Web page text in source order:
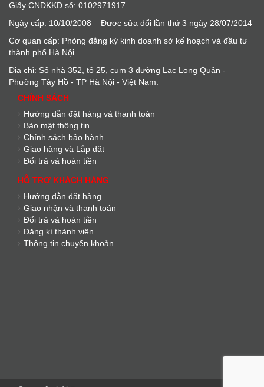
Giấy CNĐKKD số: 0102971917
Ngày cấp: 10/10/2008 – Được sửa đổi lần thứ 3 ngày 28/07/2014
Cơ quan cấp: Phòng đằng ký kinh doanh sở kế hoạch và đầu tư
thành phố Hà Nội
Địa chỉ: Số nhà 352, tổ 25, cụm 3 đường Lạc Long Quân -
Phường Tây Hồ - TP Hà Nội - Việt Nam.
CHÍNH SÁCH
Hướng dẫn đặt hàng và thanh toán
Bảo mật thông tin
Chính sách bảo hành
Giao hàng và Lắp đặt
Đổi trả và hoàn tiền
HỖ TRỢ KHÁCH HÀNG
Hướng dẫn đặt hàng
Giao nhận và thanh toán
Đổi trả và hoàn tiền
Đăng kí thành viên
Thông tin chuyển khoản